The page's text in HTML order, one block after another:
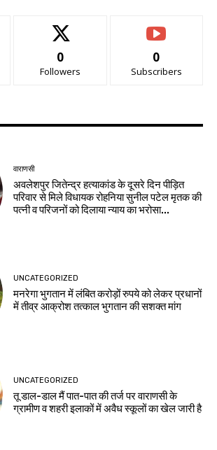
0
Followers
0
Subscribers
वाराणसी
अवलेशपुर जितेन्द्र हत्याकांड के दूसरे दिन पीड़ित
परिवार से मिले विधायक रोहनिया सुनील पटेल मृतक की
पत्नी व परिजनों को दिलाया न्याय का भरोसा...
UNCATEGORIZED
मनरेगा भुगतान में लंबित करोड़ों रुपये को लेकर प्रधानों
में तीव्र आक्रोश तत्काल भुगतान की सशक्त मांग
UNCATEGORIZED
तू डाल-डाल मैं पात-पात की तर्ज पर वाराणसी के
ग्रामीण व शहरी इलाकों में अवैध स्कूलों का खेल जारी है